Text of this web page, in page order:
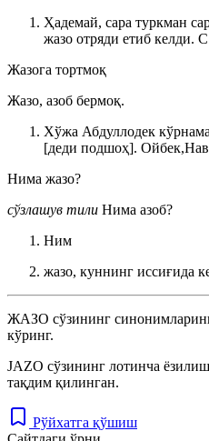
Ҳадемай, сара туркман
жазо отряди етиб келди.
Жазога тортмоқ
Жазо, азоб бермоқ.
Хўжа Абдуллодек
[деди подшоҳ].
Нима жазо?
сўзлашув тили Нима азоб?
Ним
жазо, куннинг иссиғида
ЖАЗО сўзининг
кўринг.
JAZO сўзининг лотинча
тақдим қилинган.
Рўйхатга қўшиш